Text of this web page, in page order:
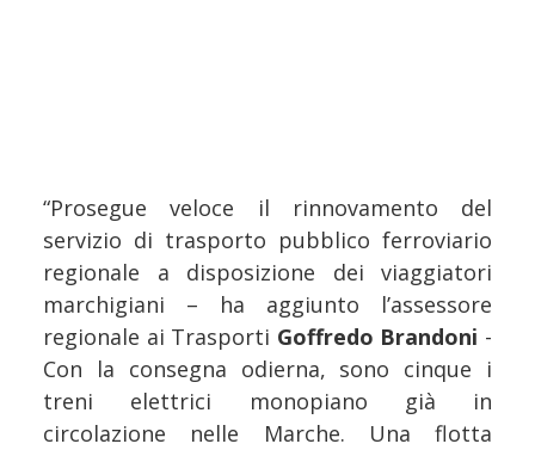
“Prosegue veloce il rinnovamento del
servizio di trasporto pubblico ferroviario
regionale a disposizione dei viaggiatori
marchigiani – ha aggiunto l’assessore
regionale ai Trasporti Goffredo Brandoni -
Con la consegna odierna, sono cinque i
treni elettrici monopiano già in
circolazione nelle Marche. Una flotta